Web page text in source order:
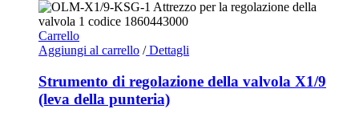
Carrello
Aggiungi al carrello /Dettagli
Strumento di regolazione della valvola X1/9
(leva della punteria)